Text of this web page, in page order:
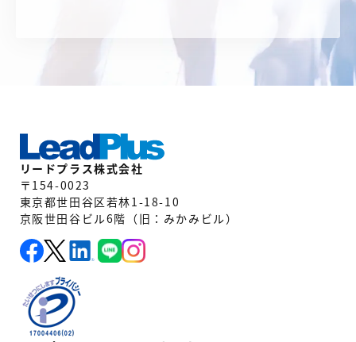
リードプラス株式会社
〒154-0023
東京都世田谷区若林1-18-10
京阪世田谷ビル6階（旧：みかみビル）